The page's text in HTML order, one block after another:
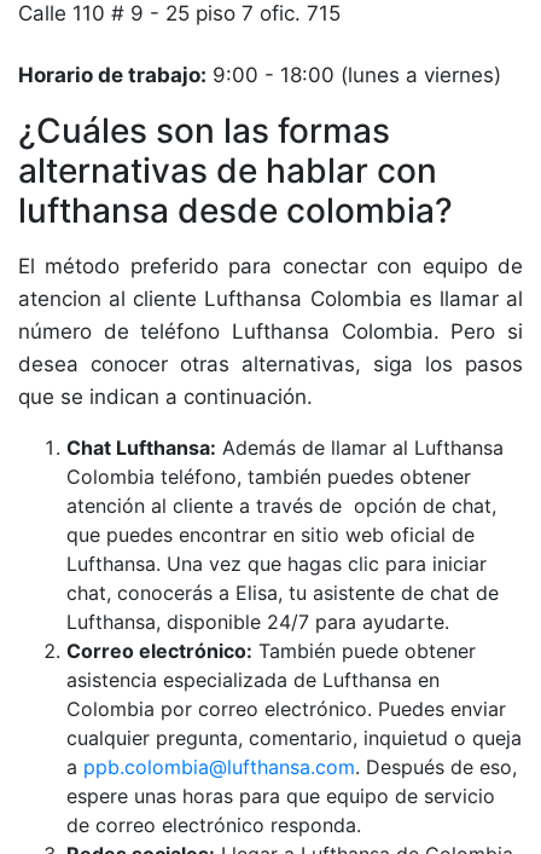
Calle 110 # 9 - 25 piso 7 ofic. 715
Horario de trabajo: 9:00 - 18:00 (lunes a viernes)
¿Cuáles son las formas
alternativas de hablar con
lufthansa desde colombia?
El método preferido para conectar con equipo de
atencion al cliente Lufthansa Colombia es llamar al
número de teléfono Lufthansa Colombia. Pero si
desea conocer otras alternativas, siga los pasos
que se indican a continuación.
Chat Lufthansa: Además de llamar al Lufthansa
Colombia teléfono, también puedes obtener
atención al cliente a través de opción de chat,
que puedes encontrar en sitio web oficial de
Lufthansa. Una vez que hagas clic para iniciar
chat, conocerás a Elisa, tu asistente de chat de
Lufthansa, disponible 24/7 para ayudarte.
Correo electrónico: También puede obtener
asistencia especializada de Lufthansa en
Colombia por correo electrónico. Puedes enviar
cualquier pregunta, comentario, inquietud o queja
a ppb.colombia@lufthansa.com. Después de eso,
espere unas horas para que equipo de servicio
de correo electrónico responda.